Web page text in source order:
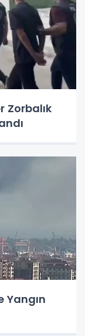
Zorbalık
Yangın